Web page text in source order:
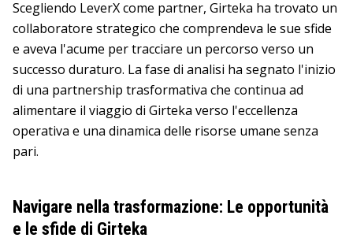
Scegliendo LeverX come partner, Girteka ha trovato un
collaboratore strategico che comprendeva le sue sfide
e aveva l'acume per tracciare un percorso verso un
successo duraturo. La fase di analisi ha segnato l'inizio
di una partnership trasformativa che continua ad
alimentare il viaggio di Girteka verso l'eccellenza
operativa e una dinamica delle risorse umane senza
pari.
Navigare nella trasformazione: Le opportunità
e le sfide di Girteka